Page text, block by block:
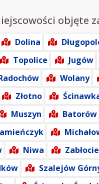
objęte
Dolina
Topolice Jugów
Wolany
Złotno
Muszyn Batorów
Niwa Zabłocie
Szalejów